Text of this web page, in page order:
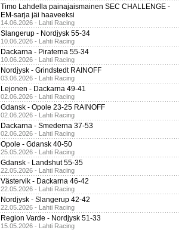
Timo Lahdella painajaismainen SEC CHALLENGE -
EM-sarja jäi haaveeksi
14.06.2026 - Lahti Racing
Slangerup - Nordjysk 55-34
10.06.2026 - Lahti Racing
Dackarna - Piraterna 55-34
10.06.2026 - Lahti Racing
Nordjysk - Grindstedt RAINOFF
03.06.2026 - Lahti Racing
Lejonen - Dackarna 49-41
02.06.2026 - Lahti Racing
Gdansk - Opole 23-25 RAINOFF
02.06.2026 - Lahti Racing
Dackarna - Smederna 37-53
02.06.2026 - Lahti Racing
Opole - Gdansk 40-50
25.05.2026 - Lahti Racing
Gdansk - Landshut 55-35
22.05.2026 - Lahti Racing
Västervik - Dackarna 46-42
22.05.2026 - Lahti Racing
Nordjysk - Slangerup 42-42
22.05.2026 - Lahti Racing
Region Varde - Nordjysk 51-33
15.05.2026 - Lahti Racing